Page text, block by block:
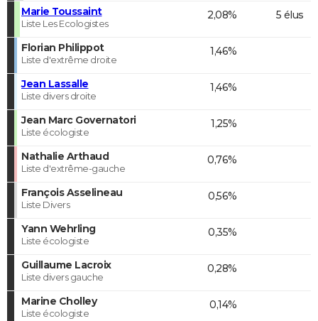
Marie Toussaint
Liste Les Ecologistes
2,08% 5 élus
Florian Philippot
Liste d'extrême droite
1,46%
Jean Lassalle
Liste divers droite
1,46%
Jean Marc Governatori
Liste écologiste
1,25%
Nathalie Arthaud
Liste d'extrême-gauche
0,76%
François Asselineau
Liste Divers
0,56%
Yann Wehrling
Liste écologiste
0,35%
Guillaume Lacroix
Liste divers gauche
0,28%
Marine Cholley
Liste écologiste
0,14%